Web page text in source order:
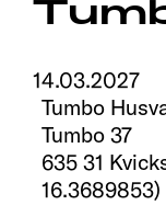
14.03.2027
Tumbo
Tumbo 37
635 31
16.3689853)